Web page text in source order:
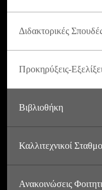
Διδακτορικές
Προκηρύξεις-
Βιβλιοθήκη
Καλλιτεχνικοί
Ανακοινώσεις